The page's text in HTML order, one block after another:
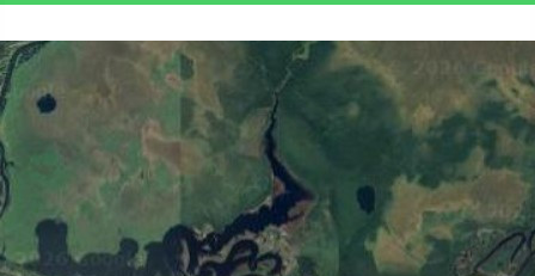
В Томской области
затонул катер с
четырьмя
пассажирами, 3
человека не найдены